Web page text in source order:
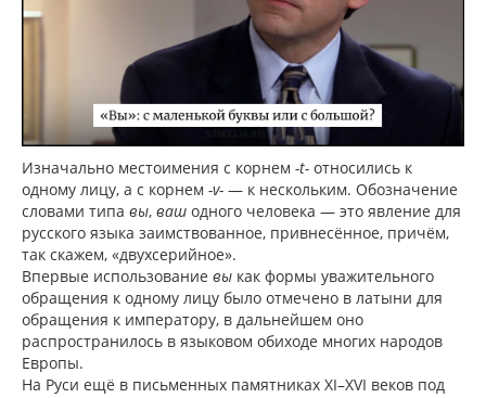
Изначально местоимения с корнем -t- относились к
одному лицу, а с корнем -v- — к нескольким. Обозначение
словами типа вы, ваш одного человека — это явление для
русского языка заимствованное, привнесённое, причём,
так скажем, «двухсерийное».
Впервые использование вы как формы уважительного
обращения к одному лицу было отмечено в латыни для
обращения к императору, в дальнейшем оно
распространилось в языковом обиходе многих народов
Европы.
На Руси ещё в письменных памятниках XI–XVI веков под